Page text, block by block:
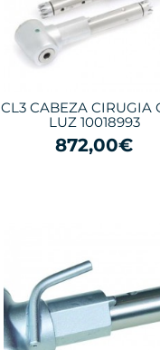
CL3 CABEZA CIRUGIA
LUZ 10018993
872,00€